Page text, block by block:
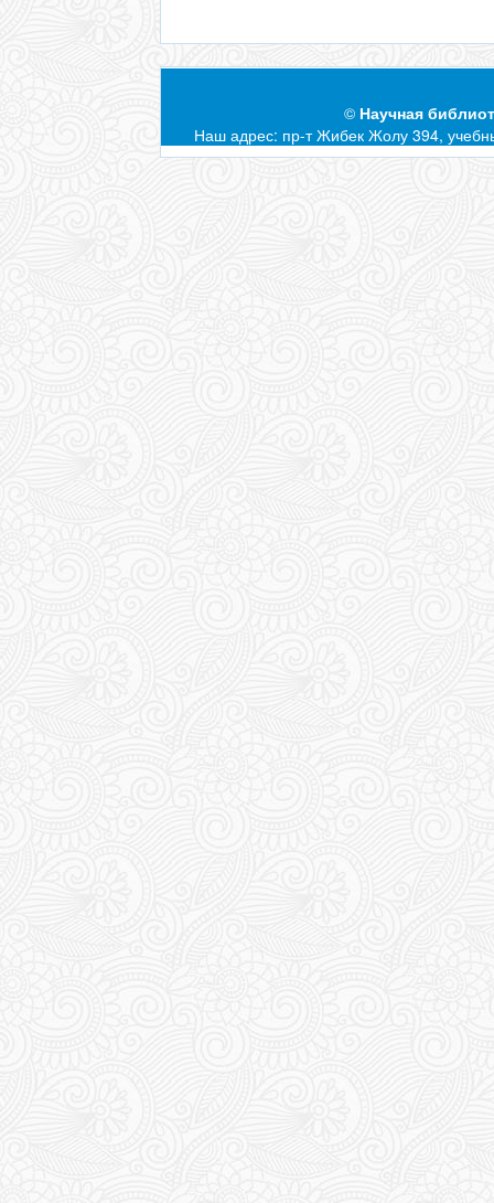
© Научная
Наш адрес: пр-т Жибек Жолу 394,